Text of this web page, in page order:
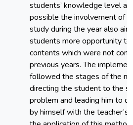
students’ knowledge level
possible the involvement of
study during the year also
students more opportunity
contents which were not
previous years. The
followed the stages of the
directing the student to the
problem and leading him to
by himself with the teacher’s